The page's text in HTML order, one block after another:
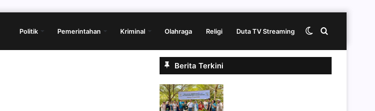
Politik Pemerintahan Kriminal Olahraga Religi Duta TV Streaming Cari
Switch
Berita Terkini